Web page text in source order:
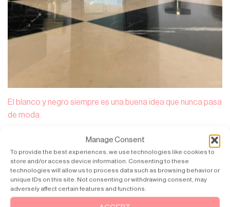
Manage Consent
To provide the best experiences, we use technologies like cookies to
store and/or access device information. Consenting to these
technologies will allow us to process data such as browsing behavior or
unique IDs on this site. Not consenting or withdrawing consent, may
adversely affect certain features and functions.
El blanco y negro siempre es una buena idea que nunca pasa
de moda.